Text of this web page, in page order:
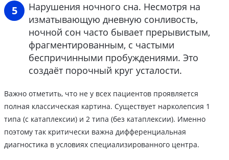
Нарушения ночного сна. Несмотря на
изматывающую дневную сонливость,
ночной сон часто бывает прерывистым,
фрагментированным, с частыми
беспричинными пробуждениями. Это
создаёт порочный круг усталости.
Важно отметить, что не у всех пациентов проявляется
полная классическая картина. Существует нарколепсия 1
типа (с катаплексии) и 2 типа (без катаплексии). Именно
поэтому так критически важна дифференциальная
диагностика в условиях специализированного центра.